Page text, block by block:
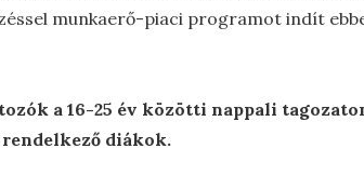
munkaerő-piaci programot indít
a 16-25 év közötti nappali
diákok.